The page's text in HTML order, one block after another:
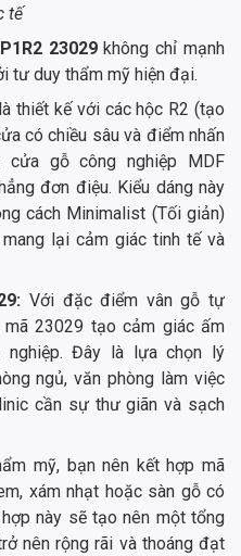
tế
23029không chỉ mạnh
tư duy thẩm mỹ hiện đại.
thiết kế với các hộc R2 (tạo
có chiều sâu và điểm nhấn
gỗ công nghiệp MDF
đơn điệu. Kiểu dáng này
cách Minimalist (Tối giản)
lại cảm giác tinh tế và
Với đặc điểm vân gỗ tự
23029 tạo cảm giác ấm
nghiệp. Đây là lựa chọn lý
ngủ, văn phòng làm việc
cần sự thư giãn và sạch
mỹ, bạn nên kết hợp mã
xám nhạt hoặc sàn gỗ có
này sẽ tạo nên một tổng
nên rộng rãi và thoáng đạt